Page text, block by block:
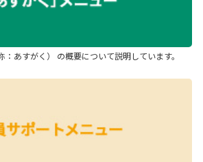
：あすがく） の概要について説明しています。